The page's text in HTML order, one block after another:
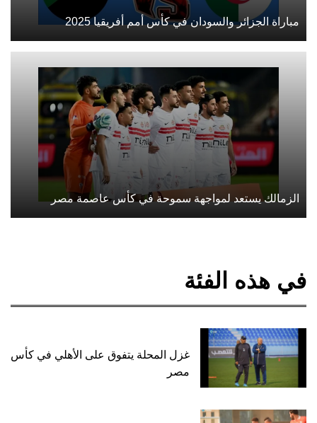
مباراة الجزائر والسودان في كأس أمم أفريقيا 2025
الزمالك يستعد لمواجهة سموحة في كأس عاصمة مصر
في هذه الفئة
غزل المحلة يتفوق على الأهلي في كأس
مصر